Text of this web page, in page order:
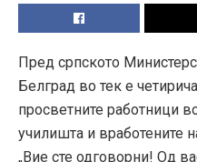
Пред српското
Белград во тек е
просветните работници
училишта и вработените
„Вие сте одговорни! Од